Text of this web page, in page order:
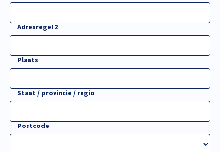
Adresregel 2
Plaats
Staat / provincie / regio
Postcode